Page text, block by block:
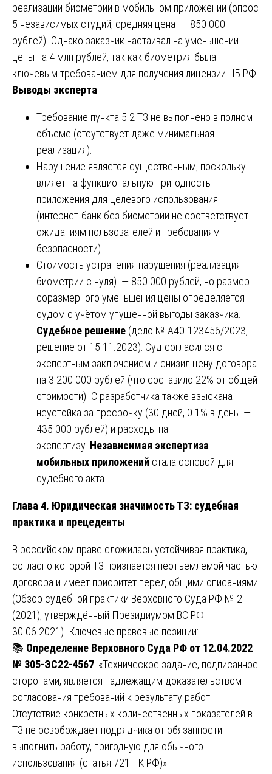
реализации биометрии в мобильном приложении (опрос
5 независимых студий, средняя цена — 850 000
рублей). Однако заказчик настаивал на уменьшении
цены на 4 млн рублей, так как биометрия была
ключевым требованием для получения лицензии ЦБ РФ.
Выводы эксперта:
Требование пункта 5.2 ТЗ не выполнено в полном
объёме (отсутствует даже минимальная
реализация).
Нарушение является существенным, поскольку
влияет на функциональную пригодность
приложения для целевого использования
(интернет-банк без биометрии не соответствует
ожиданиям пользователей и требованиям
безопасности).
Стоимость устранения нарушения (реализация
биометрии с нуля) — 850 000 рублей, но размер
соразмерного уменьшения цены определяется
судом с учётом упущенной выгоды заказчика.
Судебное решение (дело № А40-123456/2023,
решение от 15.11.2023): Суд согласился с
экспертным заключением и снизил цену договора
на 3 200 000 рублей (что составило 22% от общей
стоимости). С разработчика также взыскана
неустойка за просрочку (30 дней, 0.1% в день —
435 000 рублей) и расходы на
экспертизу. Независимая экспертиза
мобильных приложений стала основой для
судебного акта.
Глава 4. Юридическая значимость ТЗ: судебная
практика и прецеденты
В российском праве сложилась устойчивая практика,
согласно которой ТЗ признаётся неотъемлемой частью
договора и имеет приоритет перед общими описаниями
(Обзор судебной практики Верховного Суда РФ № 2
(2021), утверждённый Президиумом ВС РФ
30.06.2021). Ключевые правовые позиции:
📚 Определение Верховного Суда РФ от 12.04.2022
№ 305-ЭС22-4567: «Техническое задание, подписанное
сторонами, является надлежащим доказательством
согласования требований к результату работ.
Отсутствие конкретных количественных показателей в
ТЗ не освобождает подрядчика от обязанности
выполнить работу, пригодную для обычного
использования (статья 721 ГК РФ)».